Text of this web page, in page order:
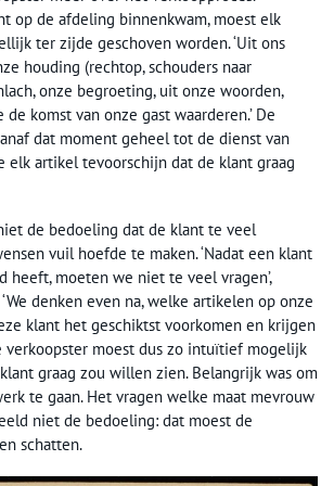
op de afdeling binnenkwam, moest elk
ter zijde geschoven worden. ‘Uit ons
houding (rechtop, schouders naar
onze begroeting, uit onze woorden,
komst van onze gast waarderen.’ De
dat moment geheel tot de dienst van
elk artikel tevoorschijn dat de klant graag
de bedoeling dat de klant te veel
vuil hoefde te maken. ‘Nadat een klant
heeft, moeten we niet te veel vragen’,
denken even na, welke artikelen op onze
klant het geschiktst voorkomen en krijgen
verkoopster moest dus zo intuïtief mogelijk
graag zou willen zien. Belangrijk was om
te gaan. Het vragen welke maat mevrouw
niet de bedoeling: dat moest de
schatten.